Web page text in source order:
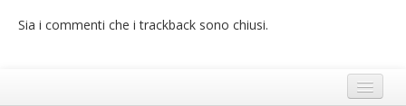
Italiano
Sia i commenti che i trackback sono chiusi.